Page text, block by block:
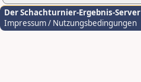
Der Schachturnier-Ergebnis-Server
Impressum / Nutzungsbedingungen